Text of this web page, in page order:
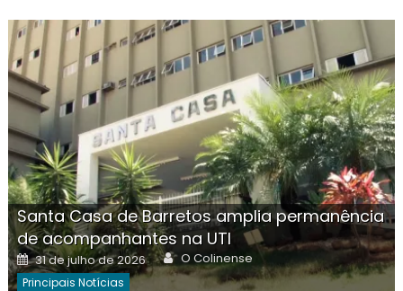
Santa Casa de Barretos amplia permanência
de acompanhantes na UTI
Posted
on
31 de julho de 2026 Author
O Colinense
Principais Notícias